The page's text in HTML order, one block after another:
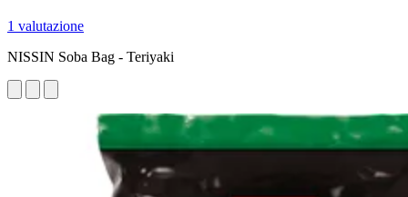
1 valutazione
NISSIN Soba Bag - Teriyaki